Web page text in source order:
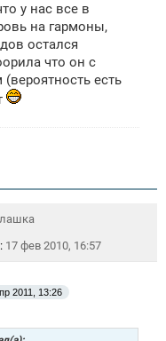
у нас все в
на гармоны,
остался
что он с
есть
17 фев 2010, 16:57
2011, 13:26